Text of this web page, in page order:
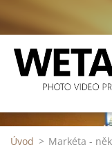
Úvod > Markéta -